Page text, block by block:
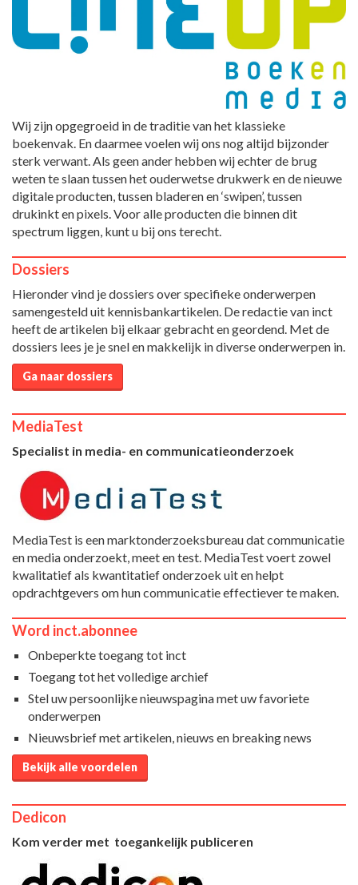
Wij zijn opgegroeid in de traditie van het klassieke
boekenvak. En daarmee voelen wij ons nog altijd bijzonder
sterk verwant. Als geen ander hebben wij echter de brug
weten te slaan tussen het ouderwetse drukwerk en de nieuwe
digitale producten, tussen bladeren en ‘swipen’, tussen
drukinkt en pixels. Voor alle producten die binnen dit
spectrum liggen, kunt u bij ons terecht.
Dossiers
Hieronder vind je dossiers over specifieke onderwerpen
samengesteld uit kennisbankartikelen. De redactie van inct
heeft de artikelen bij elkaar gebracht en geordend. Met de
dossiers lees je je snel en makkelijk in diverse onderwerpen in.
Ga naar dossiers
MediaTest
Specialist in media- en communicatieonderzoek
MediaTest is een marktonderzoeksbureau dat communicatie
en media onderzoekt, meet en test. MediaTest voert zowel
kwalitatief als kwantitatief onderzoek uit en helpt
opdrachtgevers om hun communicatie effectiever te maken.
Word inct.abonnee
Onbeperkte toegang tot inct
Toegang tot het volledige archief
Stel uw persoonlijke nieuwspagina met uw favoriete
onderwerpen
Nieuwsbrief met artikelen, nieuws en breaking news
Bekijk alle voordelen
Dedicon
Kom verder met toegankelijk publiceren